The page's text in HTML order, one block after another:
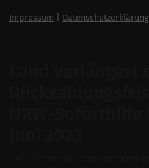
Impressum Datenschutzerklärung